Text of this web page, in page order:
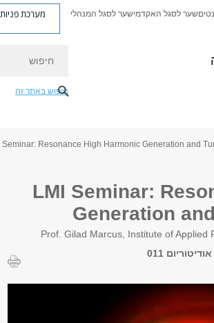
שער לסגל האקדמישער לסגל המנהלי מערכת פניות
חיפוש באתר זה
LMI Seminar:
Generation
Prof. Gilad Marcus, Institute of Applied
011